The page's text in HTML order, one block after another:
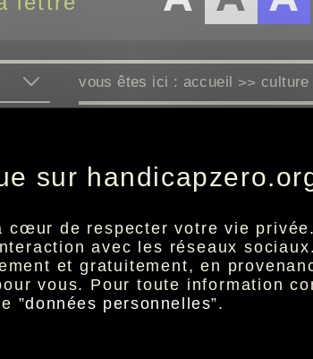
vous êtes ici : accueil >>
sensorielle dans les salles
Cette application propose
différents besoins des
sur
cœur de respecter votre vie
avec les réseaux
et gratuitement, en
vous. Pour toute information
”données personnelles”.